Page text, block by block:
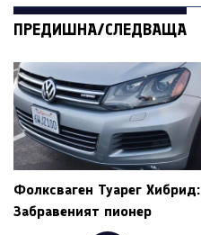
ПРЕДИШНА/СЛЕДВАЩА
Фолксваген Туарег Хибрид:
Забравеният пионер